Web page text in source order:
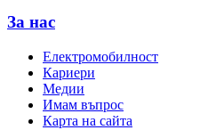
За нас
Електромобилност
Кариери
Медии
Имам въпрос
Карта на сайта